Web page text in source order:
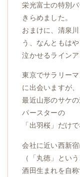
栄光富士の特別
きらめました。
おまけに、清泉
う、なんともはや
泣かせるラインア
東京でサラリー
に出会いますが、
最近山形のサケ
パースターの
「出羽桜」だけ
会社に近い西新
（「丸徳」という
酒田生まれを自